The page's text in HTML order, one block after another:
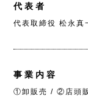
代表者
代表取締役 松永真
事業内容
①卸販売 / ②店頭